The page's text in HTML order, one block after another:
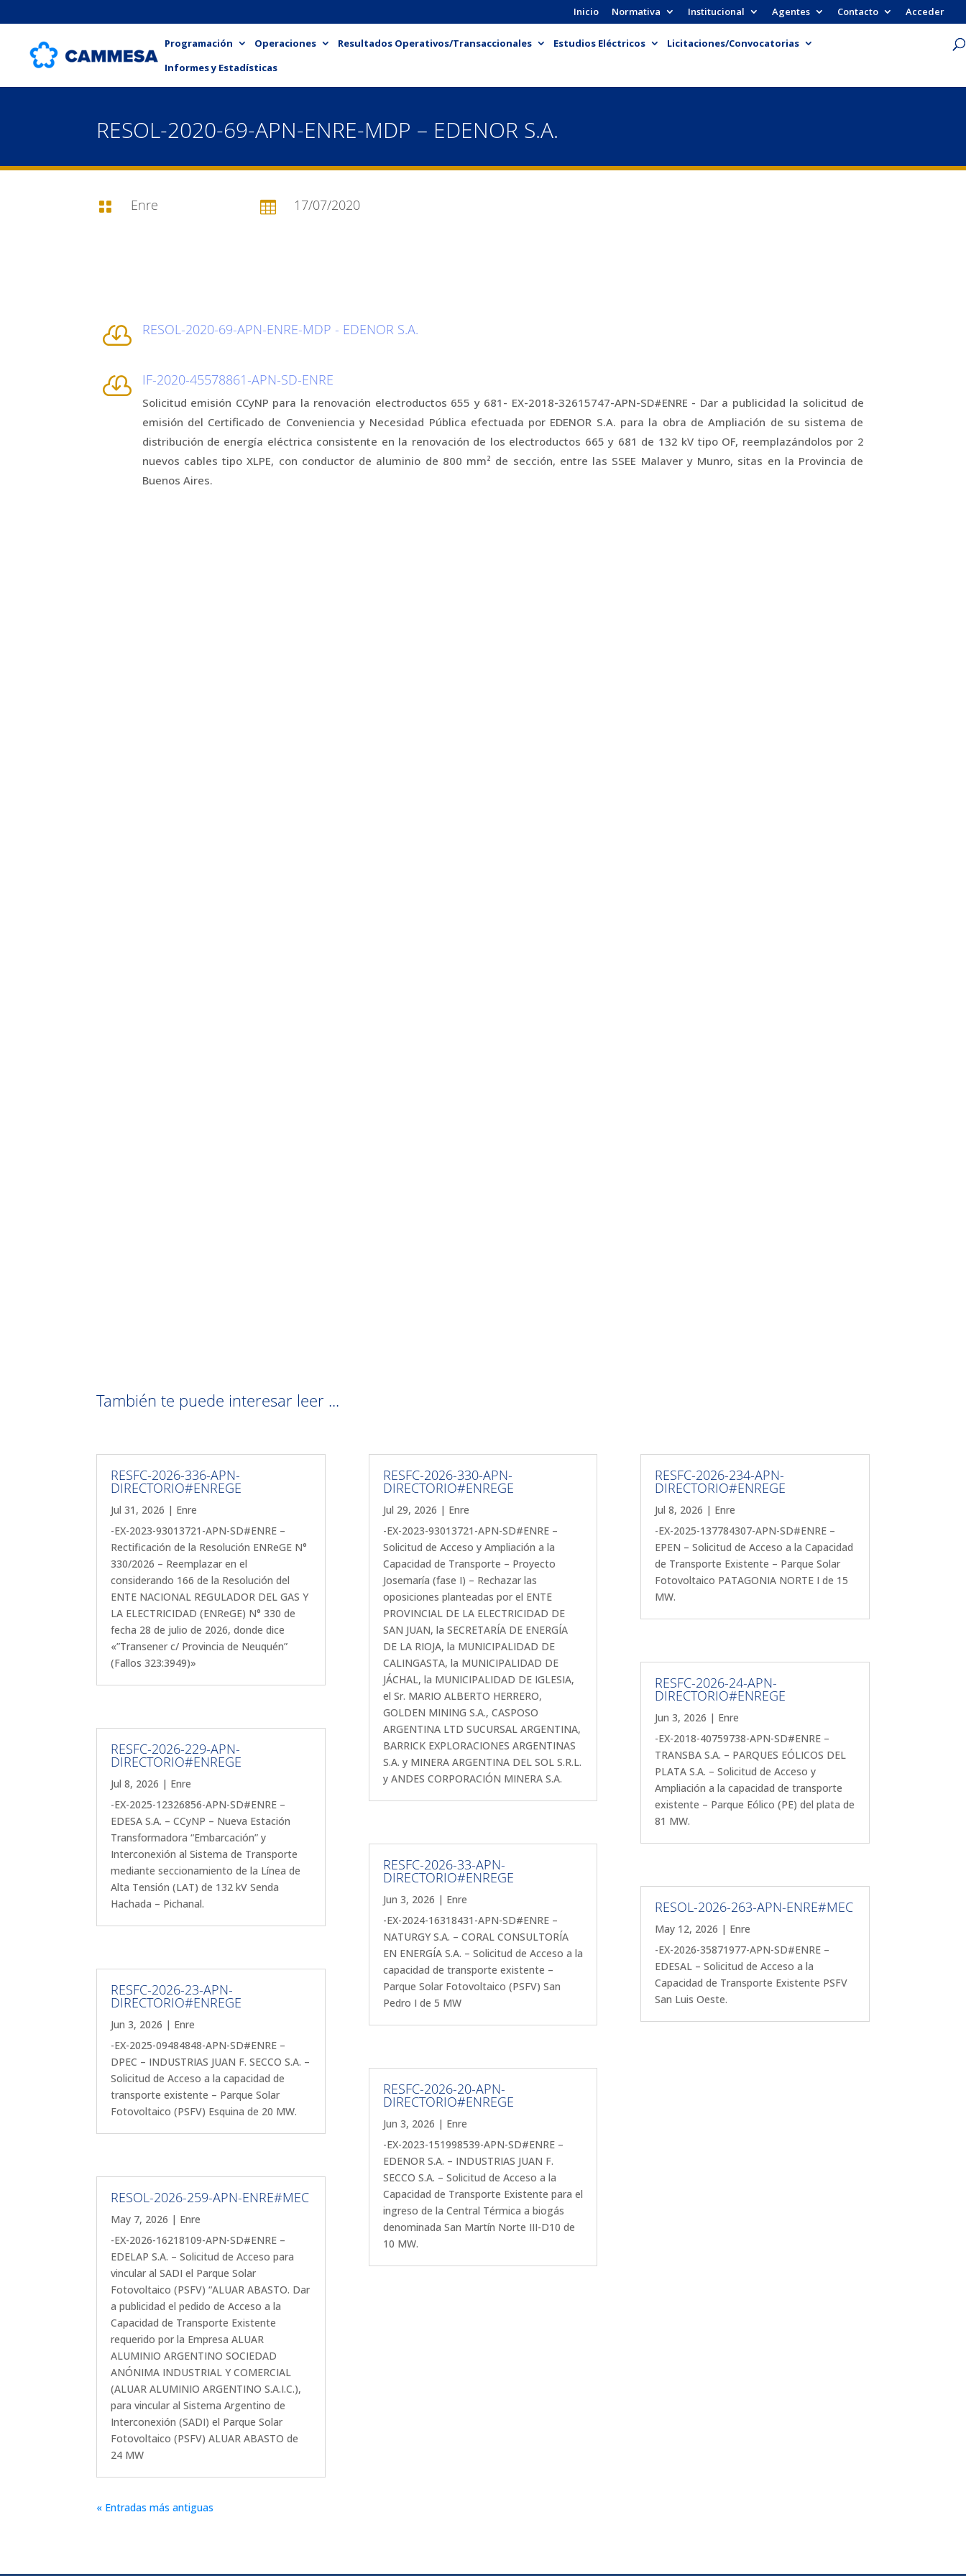
Inicio Normativa Institucional Agentes Contacto Acceder
Programación Operaciones Resultados Operativos/Transaccionales Estudios Eléctricos
Licitaciones/Convocatorias
Informes y Estadísticas
RESOL-2020-69-APN-ENRE-MDP – EDENOR S.A.
 Enre  17/07/2020
 RESOL-2020-69-APN-ENRE-MDP - EDENOR S.A.
 IF-2020-45578861-APN-SD-ENRE
Solicitud emisión CCyNP para la renovación electroductos 655 y 681- EX-2018-32615747-APN-SD#ENRE - Dar a publicidad la solicitud de
emisión del Certificado de Conveniencia y Necesidad Pública efectuada por EDENOR S.A. para la obra de Ampliación de su sistema de
distribución de energía eléctrica consistente en la renovación de los electroductos 665 y 681 de 132 kV tipo OF, reemplazándolos por 2
nuevos cables tipo XLPE, con conductor de aluminio de 800 mm² de sección, entre las SSEE Malaver y Munro, sitas en la Provincia de
Buenos Aires.
También te puede interesar leer ...
RESFC-2026-336-APN-
DIRECTORIO#ENREGE
Jul 31, 2026 | Enre
-EX-2023-93013721-APN-SD#ENRE –
Rectificación de la Resolución ENReGE N°
330/2026 – Reemplazar en el
considerando 166 de la Resolución del
ENTE NACIONAL REGULADOR DEL GAS Y
LA ELECTRICIDAD (ENReGE) N° 330 de
fecha 28 de julio de 2026, donde dice
«”Transener c/ Provincia de Neuquén”
(Fallos 323:3949)»
RESFC-2026-229-APN-
DIRECTORIO#ENREGE
Jul 8, 2026 | Enre
-EX-2025-12326856-APN-SD#ENRE –
EDESA S.A. – CCyNP – Nueva Estación
Transformadora “Embarcación” y
Interconexión al Sistema de Transporte
mediante seccionamiento de la Línea de
Alta Tensión (LAT) de 132 kV Senda
Hachada – Pichanal.
RESFC-2026-23-APN-
DIRECTORIO#ENREGE
Jun 3, 2026 | Enre
-EX-2025-09484848-APN-SD#ENRE –
DPEC – INDUSTRIAS JUAN F. SECCO S.A. –
Solicitud de Acceso a la capacidad de
transporte existente – Parque Solar
Fotovoltaico (PSFV) Esquina de 20 MW.
RESOL-2026-259-APN-ENRE#MEC
May 7, 2026 | Enre
-EX-2026-16218109-APN-SD#ENRE –
EDELAP S.A. – Solicitud de Acceso para
vincular al SADI el Parque Solar
Fotovoltaico (PSFV) “ALUAR ABASTO. Dar
a publicidad el pedido de Acceso a la
Capacidad de Transporte Existente
requerido por la Empresa ALUAR
ALUMINIO ARGENTINO SOCIEDAD
ANÓNIMA INDUSTRIAL Y COMERCIAL
(ALUAR ALUMINIO ARGENTINO S.A.I.C.),
para vincular al Sistema Argentino de
Interconexión (SADI) el Parque Solar
Fotovoltaico (PSFV) ALUAR ABASTO de
24 MW
RESFC-2026-330-APN-
DIRECTORIO#ENREGE
Jul 29, 2026 | Enre
-EX-2023-93013721-APN-SD#ENRE –
Solicitud de Acceso y Ampliación a la
Capacidad de Transporte – Proyecto
Josemaría (fase I) – Rechazar las
oposiciones planteadas por el ENTE
PROVINCIAL DE LA ELECTRICIDAD DE
SAN JUAN, la SECRETARÍA DE ENERGÍA
DE LA RIOJA, la MUNICIPALIDAD DE
CALINGASTA, la MUNICIPALIDAD DE
JÁCHAL, la MUNICIPALIDAD DE IGLESIA,
el Sr. MARIO ALBERTO HERRERO,
GOLDEN MINING S.A., CASPOSO
ARGENTINA LTD SUCURSAL ARGENTINA,
BARRICK EXPLORACIONES ARGENTINAS
S.A. y MINERA ARGENTINA DEL SOL S.R.L.
y ANDES CORPORACIÓN MINERA S.A.
RESFC-2026-33-APN-
DIRECTORIO#ENREGE
Jun 3, 2026 | Enre
-EX-2024-16318431-APN-SD#ENRE –
NATURGY S.A. – CORAL CONSULTORÍA
EN ENERGÍA S.A. – Solicitud de Acceso a la
capacidad de transporte existente –
Parque Solar Fotovoltaico (PSFV) San
Pedro I de 5 MW
RESFC-2026-20-APN-
DIRECTORIO#ENREGE
Jun 3, 2026 | Enre
-EX-2023-151998539-APN-SD#ENRE –
EDENOR S.A. – INDUSTRIAS JUAN F.
SECCO S.A. – Solicitud de Acceso a la
Capacidad de Transporte Existente para el
ingreso de la Central Térmica a biogás
denominada San Martín Norte III-D10 de
10 MW.
RESFC-2026-234-APN-
DIRECTORIO#ENREGE
Jul 8, 2026 | Enre
-EX-2025-137784307-APN-SD#ENRE –
EPEN – Solicitud de Acceso a la Capacidad
de Transporte Existente – Parque Solar
Fotovoltaico PATAGONIA NORTE I de 15
MW.
RESFC-2026-24-APN-
DIRECTORIO#ENREGE
Jun 3, 2026 | Enre
-EX-2018-40759738-APN-SD#ENRE –
TRANSBA S.A. – PARQUES EÓLICOS DEL
PLATA S.A. – Solicitud de Acceso y
Ampliación a la capacidad de transporte
existente – Parque Eólico (PE) del plata de
81 MW.
RESOL-2026-263-APN-ENRE#MEC
May 12, 2026 | Enre
-EX-2026-35871977-APN-SD#ENRE –
EDESAL – Solicitud de Acceso a la
Capacidad de Transporte Existente PSFV
San Luis Oeste.
« Entradas más antiguas